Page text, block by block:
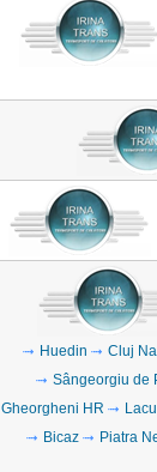
Huedin Cluj
Sângeorgiu de
Gheorgheni HR
Bicaz
Piatra